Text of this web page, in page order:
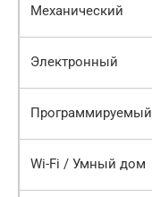
Механический
Электронный
Программируемый
Wi-Fi / Умный дом